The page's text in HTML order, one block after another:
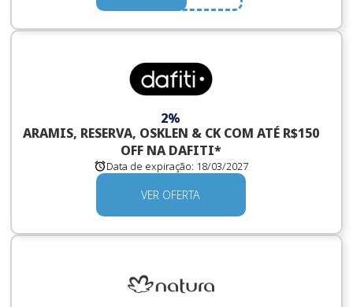
2%
ARAMIS, RESERVA, OSKLEN & CK COM ATÉ R$150
OFF NA DAFITI*
Data de expiração: 18/03/2027
VER OFERTA